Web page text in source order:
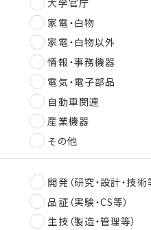
家電・白物
家電・白物以外
情報・事務機器
電気・電子部品
自動車関連
産業機器
その他
開発（研究・設計・技術
品証（実験・CS等）
生技（製造・管理等）